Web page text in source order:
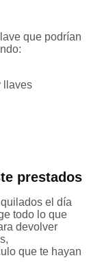
que podrían
llaves
prestados
el día
todo lo que
devolver
que te hayan